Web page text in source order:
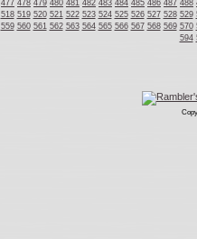
477 478 479 480 481 482 483 484 485 486 487 488
518 519 520 521 522 523 524 525 526 527 528 529
559 560 561 562 563 564 565 566 567 568 569 570
594